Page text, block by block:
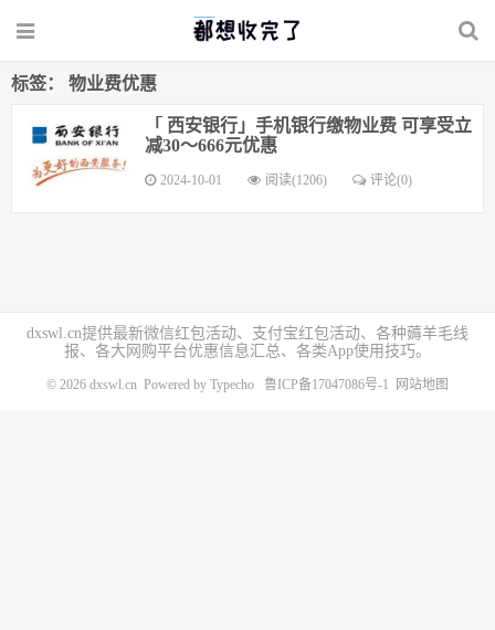
标签： 物业费优惠
「 西安银行」手机银行缴物业费 可享受立
减30～666元优惠
2024-10-01 阅读(1206) 评论(0)
dxswl.cn提供最新微信红包活动、支付宝红包活动、各种薅羊毛线
报、各大网购平台优惠信息汇总、各类App使用技巧。
© 2026 dxswl.cn Powered by Typecho 鲁ICP备17047086号-1 网站地图